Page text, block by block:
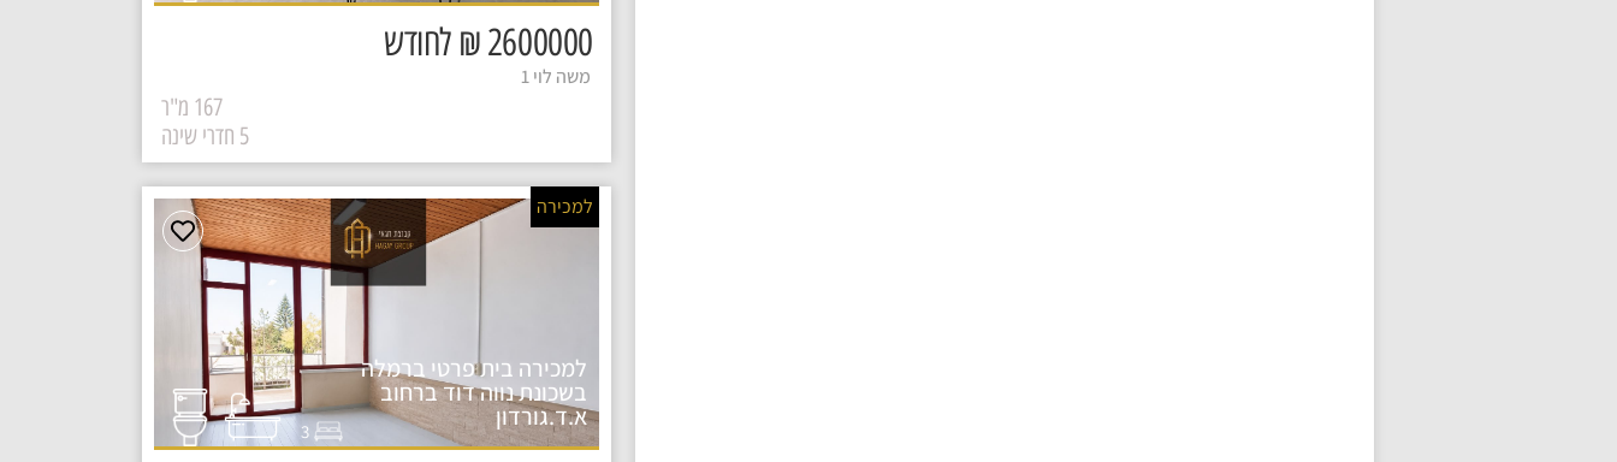
2600000 ₪ לחודש
משה לוי 1
167 מ"ר
5 חדרי שינה
למכירה בית פרטי ברמלה
בשכונת נווה דוד ברחוב
א.ד.גורדון 3
למכירה